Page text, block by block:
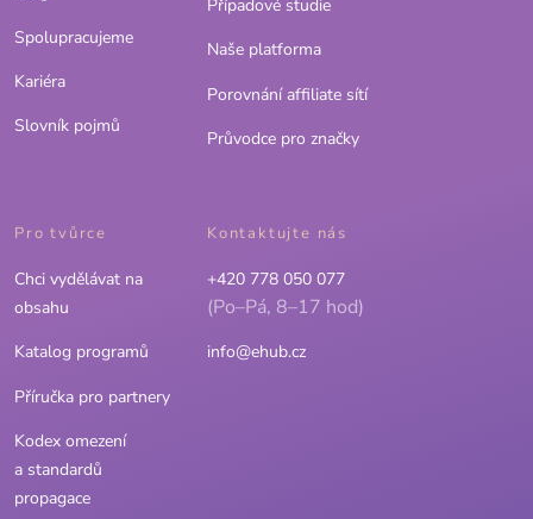
Spolupracujeme
Kariéra
Slovník pojmů
Případové studie
Naše platforma
Porovnání affiliate sítí
Průvodce pro značky
Pro tvůrce
Chci vydělávat na
obsahu
Katalog programů
Příručka pro partnery
Kodex omezení
a standardů
propagace
Kontaktujte nás
+420 778 050 077
(Po–Pá, 8–17 hod)
info@ehub.cz